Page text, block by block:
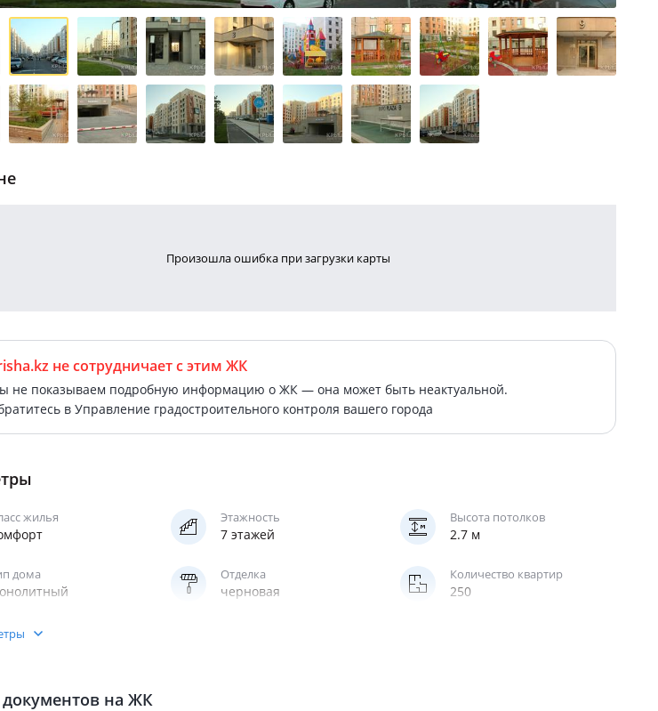
Произошла ошибка при загрузки карты
не сотрудничаетс этим ЖК
не показываем подробную информацию о ЖК — она может быть неактуальной.
в Управление градостроительного контроля вашего города
жилья Этажность
7 этажей
Высота потолков
2.7 м
дома Отделка
черновая
Количество квартир
250
документов на ЖК